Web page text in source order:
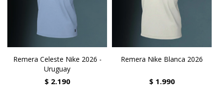
Remera Celeste Nike 2026 -
Uruguay
$ 2.190
Remera Nike Blanca 2026
$ 1.990